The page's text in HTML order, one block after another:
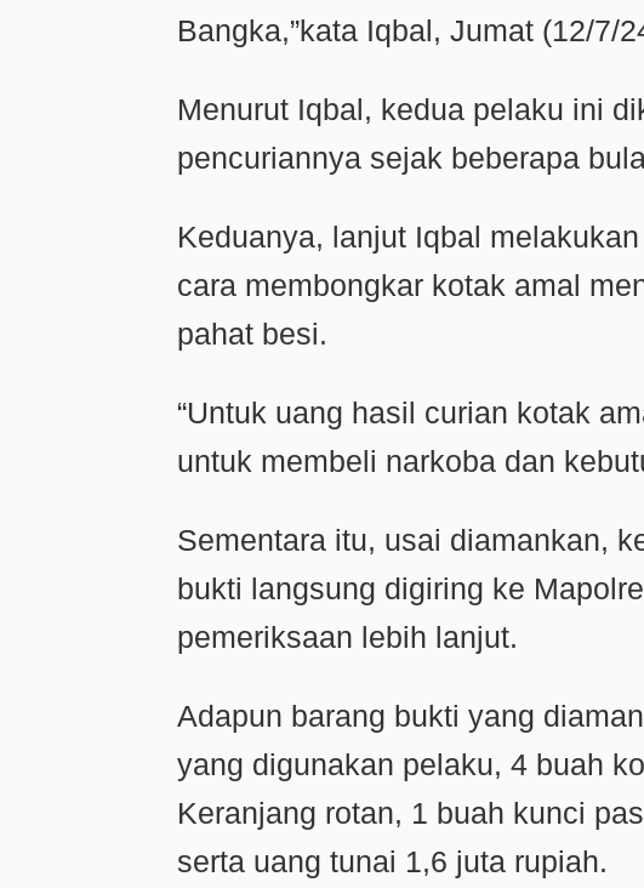
Bangka,”kata Iqbal, Jumat (12/7/
Menurut Iqbal, kedua pelaku ini
pencuriannya sejak beberapa
Keduanya, lanjut Iqbal
cara membongkar kotak amal
pahat besi.
“Untuk uang hasil curian kotak
untuk membeli narkoba dan
Sementara itu, usai diamankan,
bukti langsung digiring ke
pemeriksaan lebih lanjut.
Adapun barang bukti yang
yang digunakan pelaku, 4 buah
Keranjang rotan, 1 buah kunci
serta uang tunai 1,6 juta rupiah.